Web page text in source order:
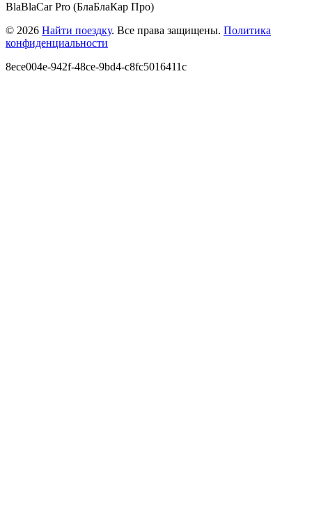
BlaBlaCar Pro (БлаБлаКар Про)
© 2026 Найти поездку. Все права защищены. Политика
конфиденциальности
8ece004e-942f-48ce-9bd4-c8fc5016411c